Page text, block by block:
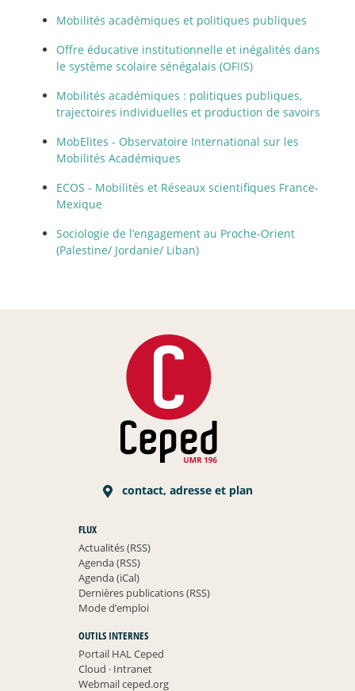
Mobilités académiques et politiques publiques
Offre éducative institutionnelle et inégalités dans
le système scolaire sénégalais (OFIIS)
Mobilités académiques : politiques publiques,
trajectoires individuelles et production de savoirs
MobElites - Observatoire International sur les
Mobilités Académiques
ECOS - Mobilités et Réseaux scientifiques France-
Mexique
Sociologie de l’engagement au Proche-Orient
(Palestine/ Jordanie/ Liban)
contact, adresse et plan
FLUX
Actualités (RSS)
Agenda (RSS)
Agenda (iCal)
Dernières publications (RSS)
Mode d’emploi
OUTILS INTERNES
Portail HAL Ceped
Cloud ·Intranet
Webmail ceped.org